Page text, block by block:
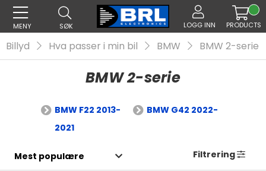
MENY SØK LOGG INN PRODUCTS
Billyd Hva passer i min bil BMW BMW 2-serie
BMW 2-serie
BMW F22 2013-
2021
BMW G42 2022-
Filtrering